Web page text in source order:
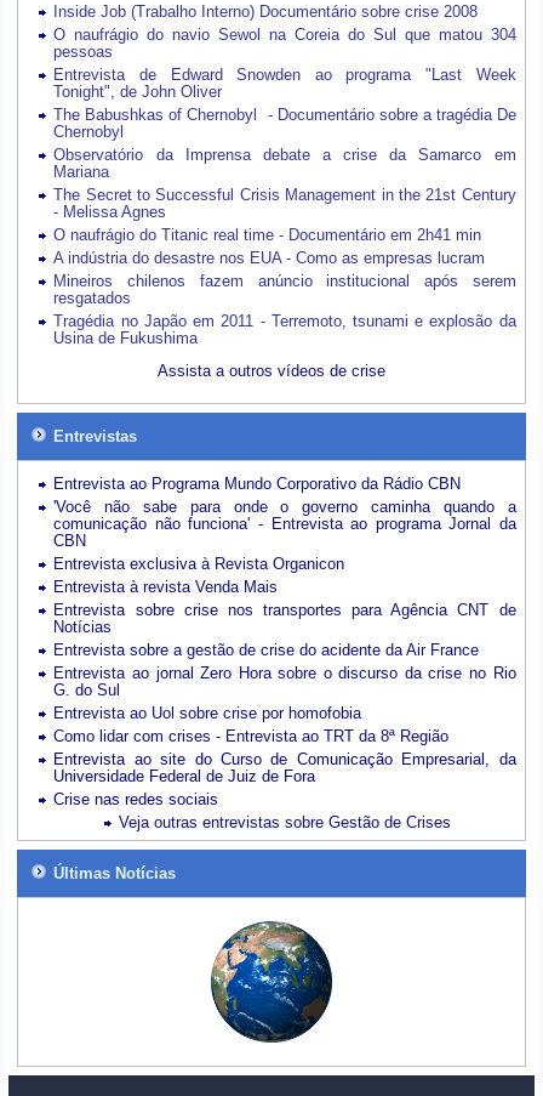
Inside Job (Trabalho Interno) Documentário sobre crise 2008
O naufrágio do navio Sewol na Coreia do Sul que matou 304
pessoas
Entrevista de Edward Snowden ao programa "Last Week
Tonight", de John Oliver
The Babushkas of Chernobyl - Documentário sobre a tragédia De
Chernobyl
Observatório da Imprensa debate a crise da Samarco em
Mariana
The Secret to Successful Crisis Management in the 21st Century
- Melissa Agnes
O naufrágio do Titanic real time - Documentário em 2h41 min
A indústria do desastre nos EUA - Como as empresas lucram
Mineiros chilenos fazem anúncio institucional após serem
resgatados
Tragédia no Japão em 2011 - Terremoto, tsunami e explosão da
Usina de Fukushima
Assista a outros vídeos de crise
Entrevistas
Entrevista ao Programa Mundo Corporativo da Rádio CBN
'Você não sabe para onde o governo caminha quando a
comunicação não funciona' - Entrevista ao programa Jornal da
CBN
Entrevista exclusiva à Revista Organicon
Entrevista à revista Venda Mais
Entrevista sobre crise nos transportes para Agência CNT de
Notícias
Entrevista sobre a gestão de crise do acidente da Air France
Entrevista ao jornal Zero Hora sobre o discurso da crise no Rio
G. do Sul
Entrevista ao Uol sobre crise por homofobia
Como lidar com crises - Entrevista ao TRT da 8ª Região
Entrevista ao site do Curso de Comunicação Empresarial, da
Universidade Federal de Juiz de Fora
Crise nas redes sociais
Veja outras entrevistas sobre Gestão de Crises
Últimas Notícias